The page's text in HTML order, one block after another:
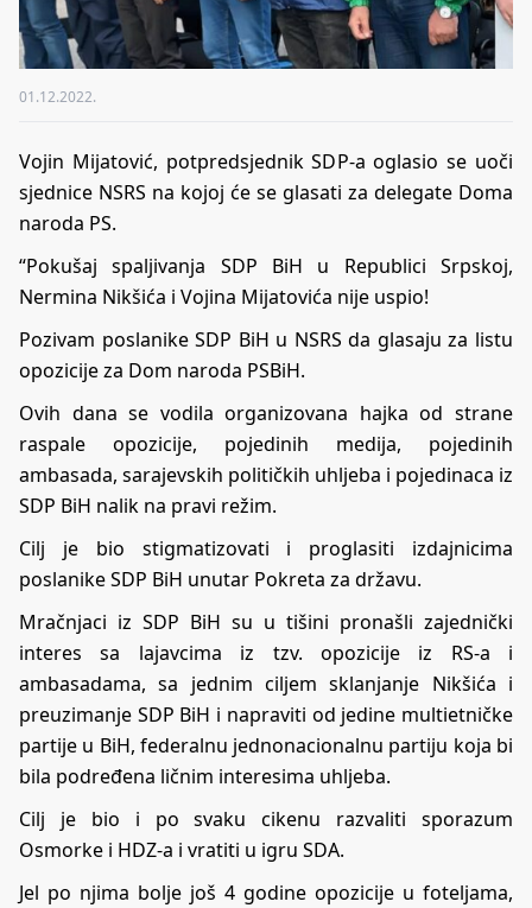
01.12.2022.
Vojin Mijatović, potpredsjednik SDP-a oglasio se uoči
sjednice NSRS na kojoj će se glasati za delegate Doma
naroda PS.
“Pokušaj spaljivanja SDP BiH u Republici Srpskoj,
Nermina Nikšića i Vojina Mijatovića nije uspio!
Pozivam poslanike SDP BiH u NSRS da glasaju za listu
opozicije za Dom naroda PSBiH.
Ovih dana se vodila organizovana hajka od strane
raspale opozicije, pojedinih medija, pojedinih
ambasada, sarajevskih političkih uhljeba i pojedinaca iz
SDP BiH nalik na pravi režim.
Cilj je bio stigmatizovati i proglasiti izdajnicima
poslanike SDP BiH unutar Pokreta za državu.
Mračnjaci iz SDP BiH su u tišini pronašli zajednički
interes sa lajavcima iz tzv. opozicije iz RS-a i
ambasadama, sa jednim ciljem sklanjanje Nikšića i
preuzimanje SDP BiH i napraviti od jedine multietničke
partije u BiH, federalnu jednonacionalnu partiju koja bi
bila podređena ličnim interesima uhljeba.
Cilj je bio i po svaku cikenu razvaliti sporazum
Osmorke i HDZ-a i vratiti u igru SDA.
Jel po njima bolje još 4 godine opozicije u foteljama,